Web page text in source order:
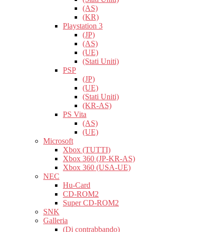
(AS)
(KR)
Playstation 3
(JP)
(AS)
(UE)
(Stati Uniti)
PSP
(JP)
(UE)
(Stati Uniti)
(KR-AS)
PS Vita
(AS)
(UE)
Microsoft
Xbox (TUTTI)
Xbox 360 (JP-KR-AS)
Xbox 360 (USA-UE)
NEC
Hu-Card
CD-ROM2
Super CD-ROM2
SNK
Galleria
(Di contrabbando)